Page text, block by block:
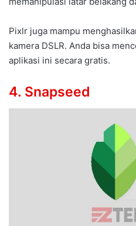
Pixlr juga mampu
kamera DSLR. Anda bisa
aplikasi ini secara gratis.
4. Snapseed